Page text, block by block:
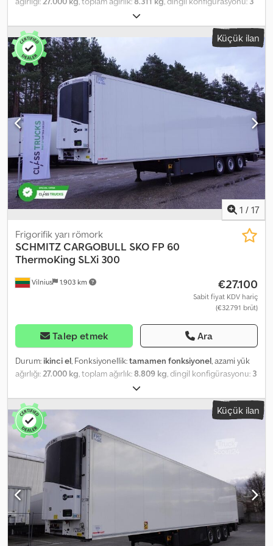
, toplam uzunluk:
genişlik:2.490 mm, süspansiyon:hava, renk:beyaz, Üretim yılı:
2023, Donanım:hidrolik direksiyon, soğutma ünitesi, tam servis
geçmişi, teknik özellikler THERMO KING SLXi 300 - 50, BlueBox,
OptiSet ve modülasyon özellikleriyle Çift duvarlı, yalıtımlı arka
kapılar (FP, NX17), çift paslanmaz çelik kilitleme çubuklu, köpük
malzemeden Şeffaf kapaklı, kılıflı ve çekmeceli plastik alet kutusu,
dolabın arkasında SCHMITZ siyah plastik yakıt tankı, 245 litre, 1
adet dolum ağzı; biyodizel uyumlu 385/65R22.5 13550 mm 2600 mm
4009 mm 36 adet Euro palet / 24 adet ISO palet kapasiteli palet
rafı ROTOS SCB süspansiyon sistemi (disk frenler) Sol arka kapının
üst kısmında 1 adet yalıtımlı havalandırma klapası Lastik bilgileri Ön
sol - 5 mm Chsdpfx Ajzqplnoftoa Ön sağ - 5 mm Orta sol - 8 mm
Orta sağ - 8 mm Arka sol - 10 mm Arka sağ - 8 mm
Küçük ilan
1 / 17
Vilnius 1.903 km
Frigorifik yarı römork
SCHMITZ CARGOBULL SKO FP 60
ThermoKing SLXi 300
€27.100
Sabit fiyat KDV hariç
(€32.791 brüt)
Talep etmek Ara
Durum: ikinci el, Fonksiyonellik:tamamen fonksiyonel, azami yük
ağırlığı: 27.000 kg , toplam ağırlık:8.809 kg , dingil konfigürasyonu: 3
, toplam uzunluk:
genişlik:2.460 mm, süspansiyon:hava, renk:beyaz, Üretim yılı:
2019, Donanım:hidrolik direksiyon, soğutma ünitesi, tam servis
geçmişi, Teknik Özellikler Soğutma Ünitesi - THERMO KING SLXi
300, Dizel ve Elektrikli Aks Üreticisi - Schmitz Rotos Tam havalı
süspansiyon 4 çelik çubuklu izoleli arka kapılar FP yalıtımlı yan
duvar, 60 mm Kapak tutuculu plastik alet kutusu Plastik yakıt tankı,
245 litre Elektronik Fren Sistemi (EBS) Anti Blokaj Sistemi (ABS)
ROTOS SCB (Disk frenli) Termometre Arka kapıda havalandırma
menfezi Arka kapı için kontak anahtarı Alüminyum zeminler 2
tekerlek taşıyıcı için sepet (6+1) lastik - 385/65R22.5 (11.75x22.5) Çift
katlı sistem, 22 kirişli Yükleme kapasitesi: 33/66 Euro palet Uzunluk
/ Genişlik / Yükseklik - 1340cm / 249cm / 265cm Azami ağırlık, yük
Küçük ilan